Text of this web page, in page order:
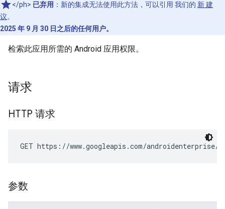
</ph> 已弃用 ：新的集成无法使用此方法，可以引用 我们的 新 建
议。
2025 年 9 月 30 日之后的任何用户。
检索此应用所需的 Android 应用权限。
请求
HTTP 请求
GET https://www.googleapis.com/androidenterprise/
参数